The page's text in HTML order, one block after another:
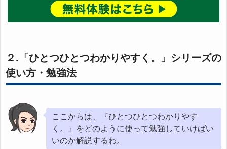
２.「ひとつひとつわかりやすく。」シリーズの
使い方・勉強法
ここからは、『ひとつひとつわかりやす
く。』をどのように使って勉強していけばい
いのか解説するわ。